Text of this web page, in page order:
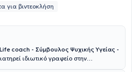
για βιντεοκλήση
Life coach - Σύμβουλος Ψυχικής Υγείας -
ιδιωτικό γραφείο στην